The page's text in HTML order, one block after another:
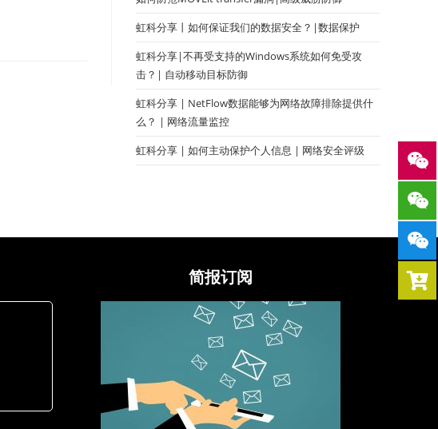
虹科分享丨如何保证我们的数据安全？|数据保护
虹科分享|不再受支持的Windows系统如何免受攻
击？| 自动移动目标防御
虹科分享 | NetFlow数据能够为网络故障排除提供什
么？ | 网络流量监控
虹科分享 | 如何主动保护个人信息 | 网络安全评级
简报订阅